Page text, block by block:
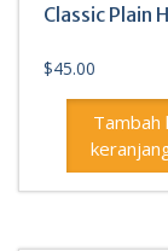
Classic Plain
$45.00
Tambah